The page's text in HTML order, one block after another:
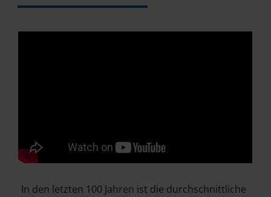
In den letzten 100 Jahren ist die durchschnittliche